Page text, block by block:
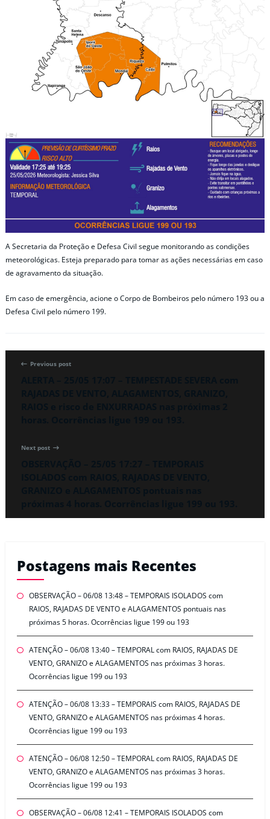
A Secretaria da Proteção e Defesa Civil segue monitorando as condições
meteorológicas. Esteja preparado para tomar as ações necessárias em caso
de agravamento da situação.
Em caso de emergência, acione o Corpo de Bombeiros pelo número 193 ou a
Defesa Civil pelo número 199.
Previous post
Next post
Postagens mais Recentes
OBSERVAÇÃO – 06/08 13:48 – TEMPORAIS ISOLADOS com
RAIOS, RAJADAS DE VENTO e ALAGAMENTOS pontuais nas
próximas 5 horas. Ocorrências ligue 199 ou 193
ATENÇÃO – 06/08 13:40 – TEMPORAL com RAIOS, RAJADAS DE
VENTO, GRANIZO e ALAGAMENTOS nas próximas 3 horas.
Ocorrências ligue 199 ou 193
ATENÇÃO – 06/08 13:33 – TEMPORAIS com RAIOS, RAJADAS DE
VENTO, GRANIZO e ALAGAMENTOS nas próximas 4 horas.
Ocorrências ligue 199 ou 193
ATENÇÃO – 06/08 12:50 – TEMPORAL com RAIOS, RAJADAS DE
VENTO, GRANIZO e ALAGAMENTOS nas próximas 3 horas.
Ocorrências ligue 199 ou 193
OBSERVAÇÃO – 06/08 12:41 – TEMPORAIS ISOLADOS com